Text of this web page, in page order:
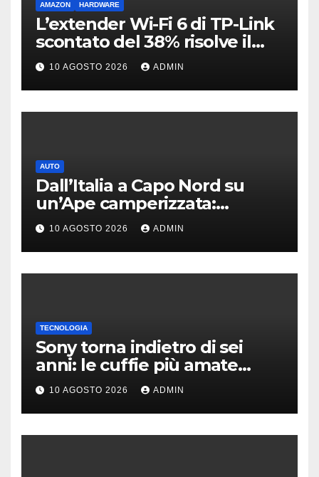
AMAZON HARDWARE
L’extender Wi-Fi 6 di TP-Link
scontato del 38% risolve il
problema delle zone morte
10 AGOSTO 2026 ADMIN
AUTO
Dall’Italia a Capo Nord su
un’Ape camperizzata:
l’incredibile impresa di
Francesco
10 AGOSTO 2026 ADMIN
TECNOLOGIA
Sony torna indietro di sei
anni: le cuffie più amate
potrebbero rinascere
10 AGOSTO 2026 ADMIN